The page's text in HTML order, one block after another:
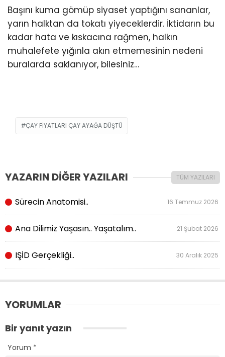
Başını kuma gömüp siyaset yaptığını sananlar,
yarın halktan da tokatı yiyeceklerdir. İktidarın bu
kadar hata ve kıskacına rağmen, halkın
muhalefete yığınla akın etmemesinin nedeni
buralarda saklanıyor, bilesiniz…
ÇAY FIYATLARI ÇAY AYAĞA DÜŞTÜ
YAZARIN DİĞER YAZILARI TÜM YAZILARI
Sürecin Anatomisi.. 16 Temmuz 2026
Ana Dilimiz Yaşasın.. Yaşatalım.. 21 Şubat 2026
IŞİD Gerçekliği.. 30 Aralık 2025
YORUMLAR
Bir yanıt yazın
Yorum *